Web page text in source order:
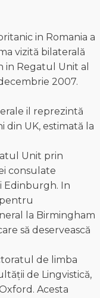
in Romania a
vizită bilaterală
in Regatul Unit al
2007.
il reprezintă
din UK, estimată la
Unit prin
consulate
Edinburgh. In
la Birmingham
să deservească
de limba
de Lingvistică,
Acesta